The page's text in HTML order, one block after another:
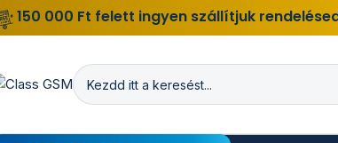
150 000 Ft felett ingyen szállítjuk